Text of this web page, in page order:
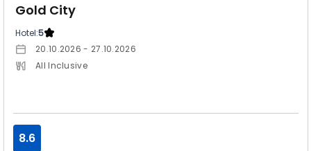
Gold City
Hotel:5
20.10.2026 - 27.10.2026
All Inclusive
8.6